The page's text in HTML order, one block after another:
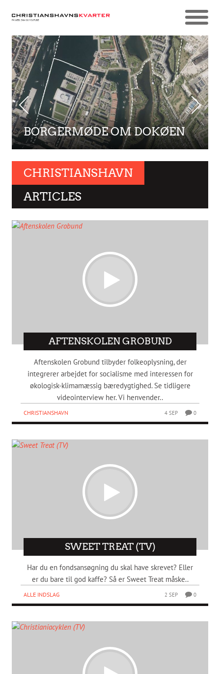
BORGERMØDE OM DOKØEN
CHRISTIANSHAVN
ARTICLES
AFTENSKOLEN GROBUND
Aftenskolen Grobund tilbyder folkeoplysning, der
integrerer arbejdet for socialisme med interessen for
økologisk-klimamæssig bæredygtighed. Se tidligere
videointerview her. Vi henvender..
CHRISTIANSHAVN 4 SEP 0
SWEET TREAT (TV)
Har du en fondsansøgning du skal have skrevet? Eller
er du bare til god kaffe? Så er Sweet Treat måske..
ALLE INDSLAG 2 SEP 0